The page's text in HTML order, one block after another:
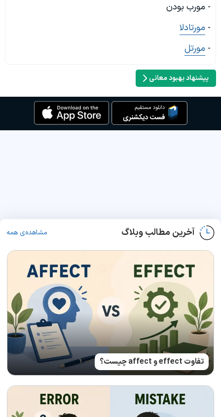
- مورب بودن
- مورتادلا
- مورتل
پیشنهاد بهبود معانی
آخرین مطالب وبلاگ مشاهده‌ی همه
تفاوت effect و affect چیست؟